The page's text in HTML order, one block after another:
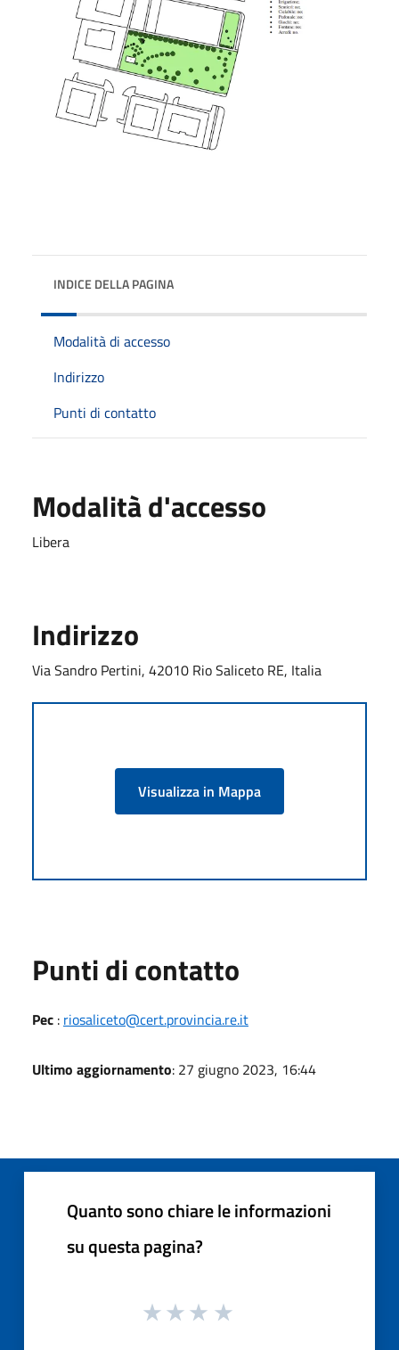
INDICE DELLA PAGINA
Modalità di accesso
Indirizzo
Punti di contatto
Modalità d'accesso
Libera
Indirizzo
Via Sandro Pertini, 42010 Rio Saliceto RE, Italia
Visualizza in Mappa
Punti di contatto
Pec : riosaliceto@cert.provincia.re.it
Ultimo aggiornamento: 27 giugno 2023, 16:44
Quanto sono chiare le informazioni
su questa pagina?